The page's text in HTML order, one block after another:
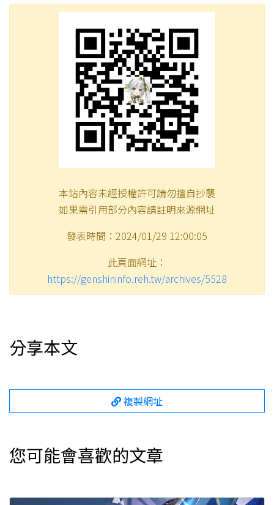
本站內容未經授權許可請勿擅自抄襲
如果需引用部分內容請註明來源網址
發表時間：2024/01/29 12:00:05
此頁面網址：
https://genshininfo.reh.tw/archives/5528
分享本文
複製網址
您可能會喜歡的文章